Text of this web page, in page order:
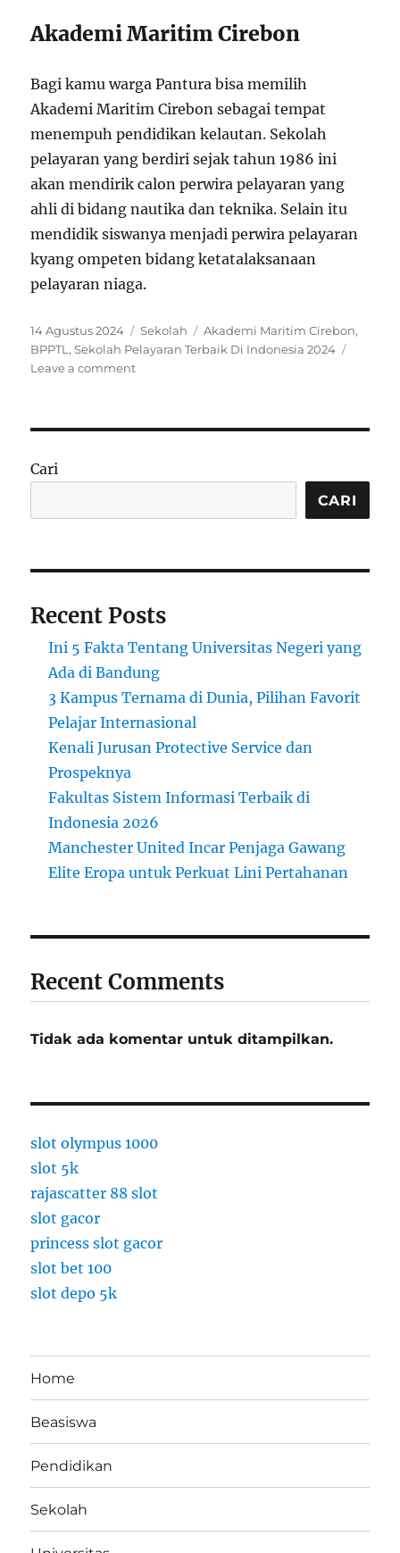
Akademi Maritim Cirebon
Bagi kamu warga Pantura bisa memilih
Akademi Maritim Cirebon sebagai tempat
menempuh pendidikan kelautan. Sekolah
pelayaran yang berdiri sejak tahun 1986 ini
akan mendirik calon perwira pelayaran yang
ahli di bidang nautika dan teknika. Selain itu
mendidik siswanya menjadi perwira pelayaran
kyang ompeten bidang ketatalaksanaan
pelayaran niaga.
P
o
s
n
14 Agustus 2024
C
a
e
Sekolah
T
a
Akademi Maritim Cirebon,
BPPTL,Sekolah Pelayaran Terbaik Di Indonesia 2024
Leave a commento
a
D
t
r
e
k
l
a
h
l
a
a
r
b
a
k
I
d
e
a
Cari
CARI
Recent Posts
Ini 5 Fakta Tentang Universitas Negeri yang
Ada di Bandung
3 Kampus Ternama di Dunia, Pilihan Favorit
Pelajar Internasional
Kenali Jurusan Protective Service dan
Prospeknya
Fakultas Sistem Informasi Terbaik di
Indonesia 2026
Manchester United Incar Penjaga Gawang
Elite Eropa untuk Perkuat Lini Pertahanan
Recent Comments
Tidak ada komentar untuk ditampilkan.
slot olympus 1000
slot 5k
rajascatter 88 slot
slot gacor
princess slot gacor
slot bet 100
slot depo 5k
Home
Beasiswa
Pendidikan
Sekolah